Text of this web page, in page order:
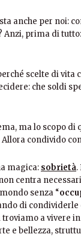
anche per noi:
Anzi, prima di
scelte di vita
che soldi
ma lo scopo di
condivido
magica: sobrietà.
centra
senza “
di
a vivere
e bellezza,